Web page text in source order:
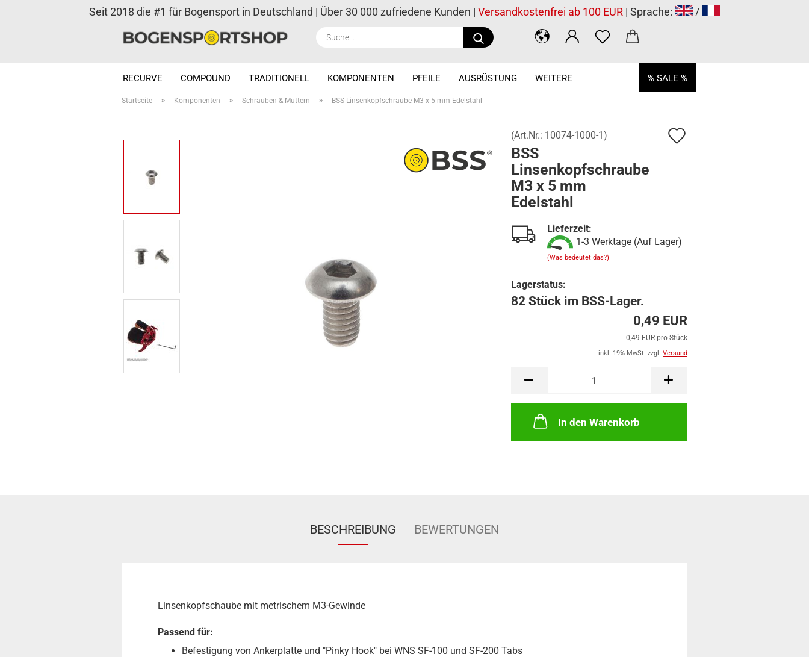
Suche...
Seit 2018 die #1 für Bogensport in Deutschland | Über 30 000 zufriedene Kunden | Versandkostenfrei ab 100 EUR | Sprache: /
RECURVE COMPOUND TRADITIONELL KOMPONENTEN PFEILE AUSRÜSTUNG % SALE %
WEITERE
Startseite » Komponenten » Schrauben & Muttern » BSS Linsenkopfschraube M3 x 5 mm Edelstahl
(Art.Nr.: 10074-1000-1)
BSS
Linsenkopfschraube
M3 x 5 mm
Edelstahl
Lieferzeit:
1-3 Werktage (Auf Lager)
(Was bedeutet das?)
Lagerstatus:
82 Stück im BSS-Lager.
0,49 EUR
0,49 EUR pro Stück
inkl. 19% MwSt. zzgl. Versand
In den Warenkorb
BESCHREIBUNG BEWERTUNGEN
Linsenkopfschaube mit metrischem M3-Gewinde
Passend für:
Befestigung von Ankerplatte und "Pinky Hook" bei WNS SF-100 und SF-200 Tabs